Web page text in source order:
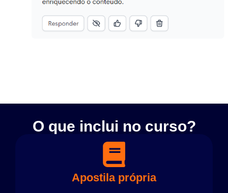
O que inclui no curso?
Apostila própria